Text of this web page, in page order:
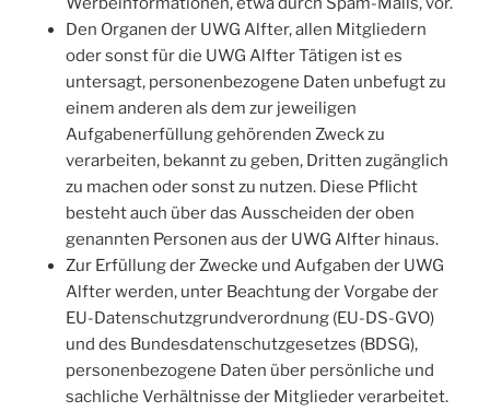
Den Organen der UWG Alfter, allen Mitgliedern
oder sonst für die UWG Alfter Tätigen ist es
untersagt, personenbezogene Daten unbefugt zu
einem anderen als dem zur jeweiligen
Aufgabenerfüllung gehörenden Zweck zu
verarbeiten, bekannt zu geben, Dritten zugänglich
zu machen oder sonst zu nutzen. Diese Pflicht
besteht auch über das Ausscheiden der oben
genannten Personen aus der UWG Alfter hinaus.
Zur Erfüllung der Zwecke und Aufgaben der UWG
Alfter werden, unter Beachtung der Vorgabe der
EU-Datenschutzgrundverordnung (EU-DS-GVO)
und des Bundesdatenschutz­gesetzes (BDSG),
personenbezogene Daten über persönliche und
sachliche Verhältnisse der Mitglieder verarbeitet.